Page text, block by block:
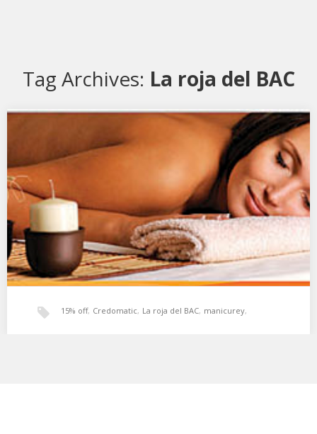
Tag Archives: La roja del BAC
15% off, Credomatic, La roja del BAC, manicurey,